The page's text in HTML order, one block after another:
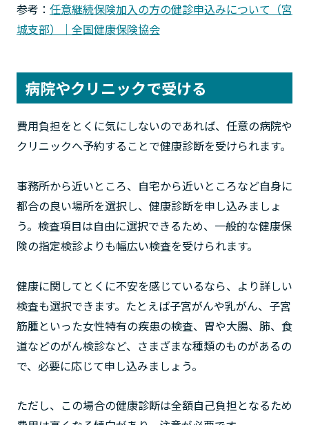
参考： 任意継続保険加入の方の健診申込みについて（宮
城支部）｜全国健康保険協会
病院やクリニックで受ける
費用負担をとくに気にしないのであれば、任意の病院や
クリニックへ予約することで健康診断を受けられます。
事務所から近いところ、自宅から近いところなど自身に
都合の良い場所を選択し、健康診断を申し込みましょ
う。検査項目は自由に選択できるため、一般的な健康保
険の指定検診よりも幅広い検査を受けられます。
健康に関してとくに不安を感じているなら、より詳しい
検査も選択できます。たとえば子宮がんや乳がん、子宮
筋腫といった女性特有の疾患の検査、胃や大腸、肺、食
道などのがん検診など、さまざまな種類のものがあるの
で、必要に応じて申し込みましょう。
ただし、この場合の健康診断は全額自己負担となるため